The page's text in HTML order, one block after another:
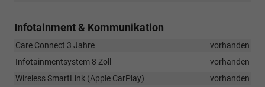
Infotainment & Kommunikation
Care Connect 3 Jahre
vorhanden
Infotainmentsystem 8 Zoll
vorhanden
Wireless SmartLink (Apple CarPlay)
vorhanden